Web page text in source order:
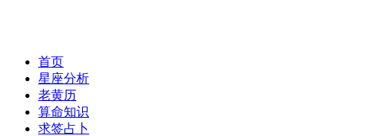
首页
星座分析
老黄历
算命知识
求签占卜